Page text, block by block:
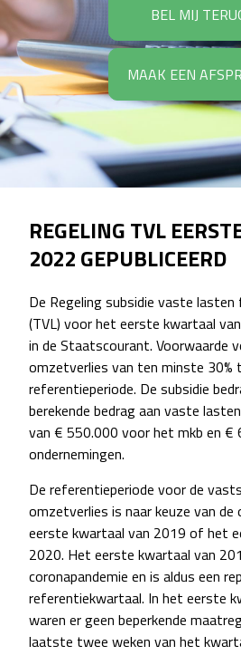
BEL MIJ
MAAK EEN
REGELING TVL
2022 GEPUBLICEERD
De Regeling subsidie vaste lasten
(TVL) voor het eerste kwartaal
in de Staatscourant. Voorwaarde
omzetverlies van ten minste 30%
referentieperiode. De subsidie
berekende bedrag aan vaste
van € 550.000 voor het mkb en
ondernemingen.
De referentieperiode voor de
omzetverlies is naar keuze van de
eerste kwartaal van 2019 of het
2020. Het eerste kwartaal van
coronapandemie en is aldus een
referentiekwartaal. In het eerste
waren er geen beperkende
laatste twee weken van het